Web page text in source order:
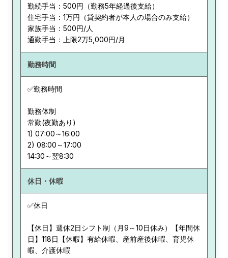
勤続手当：500円（勤務5年経過後支給）
住宅手当：1万円（貸契約者が本人の場合のみ支給）
家族手当：500円/人
通勤手当：上限2万5,000円/月
勤務時間
✅勤務時間
勤務体制
常勤(夜勤あり)
1) 07:00～16:00
2) 08:00～17:00
休日・休暇
✅休日
【休日】週休2日シフト制（月9～10日休み）【年間休
日】118日【休暇】有給休暇、産前産後休暇、育児休
暇、介護休暇